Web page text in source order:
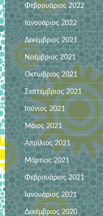
Φεβρουάριος 2022
Ιανουάριος 2022
Δεκέμβριος 2021
Νοέμβριος 2021
Οκτώβριος 2021
Σεπτέμβριος 2021
Ιούνιος 2021
Μάιος 2021
Απρίλιος 2021
Μάρτιος 2021
Φεβρουάριος 2021
Ιανουάριος 2021
Δεκέμβριος 2020